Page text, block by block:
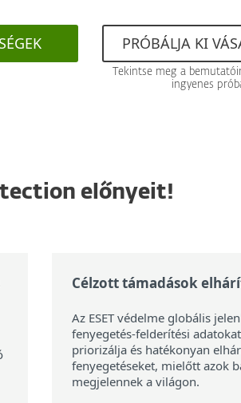
PRÓBÁLJA KI
Tekintse meg a
ingyenes
előnyeit!
Célzott támadások
Az ESET védelme globális
fenyegetés-felderítési
priorizálja és hatékonyan
fenyegetéseket, mielőtt azok
megjelennek a világon.